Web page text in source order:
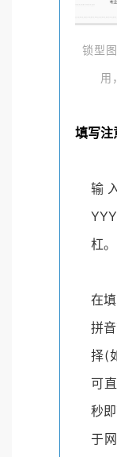
锁型
用
填写注
输
杠。
在
拼
择(
可
秒
于